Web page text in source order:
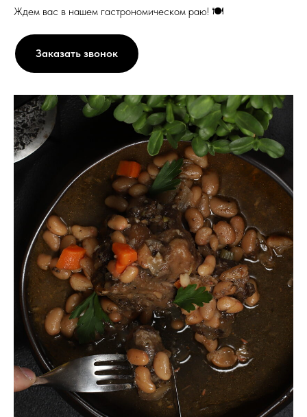
Ждем вас в нашем гастрономическом раю! 🍽️
Заказать звонок